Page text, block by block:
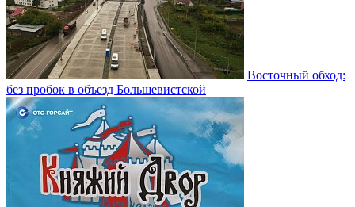
Восточный обход:
без пробок в объезд Большевистской